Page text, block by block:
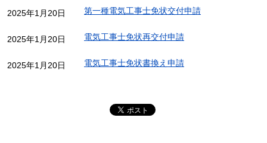
2025年1月20日 第一種電気工事士免状交付申請
2025年1月20日 電気工事士免状再交付申請
2025年1月20日 電気工事士免状書換え申請